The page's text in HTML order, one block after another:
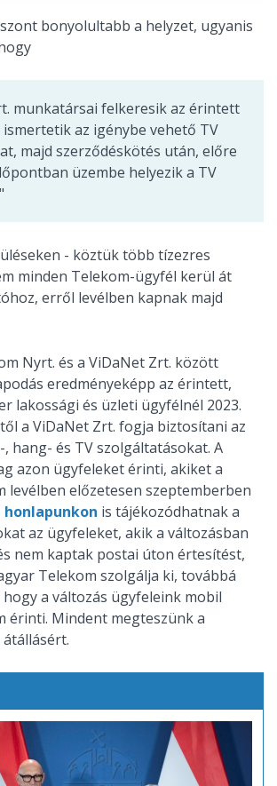
bonyolultabb a helyzet, ugyanis
munkatársai felkeresik az érintett
az igénybe vehető TV
majd szerződéskötés után, előre
üzembe helyezik a TV
- köztük több tízezres
minden Telekom-ügyfél kerül át
erről levélben kapnak majd
Nyrt. és a ViDaNet Zrt. között
eredményeképp az érintett,
lakossági és üzleti ügyfélnél 2023.
a ViDaNet Zrt. fogja biztosítani az
hang- és TV szolgáltatásokat. A
azon ügyfeleket érinti, akiket a
levélben előzetesen szeptemberben
honlapunkon is tájékozódhatnak a
az ügyfeleket, akik a változásban
nem kaptak postai úton értesítést,
Telekom szolgálja ki, továbbá
a változás ügyfeleink mobil
érinti. Mindent megteszünk a